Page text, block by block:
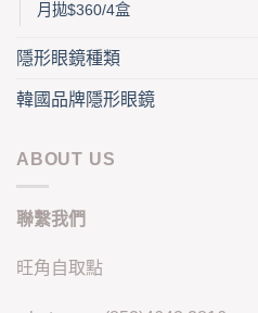
月拋$360/4盒
隱形眼鏡種類
韓國品牌隱形眼鏡
ABOUT US
聯繫我們
旺角自取點